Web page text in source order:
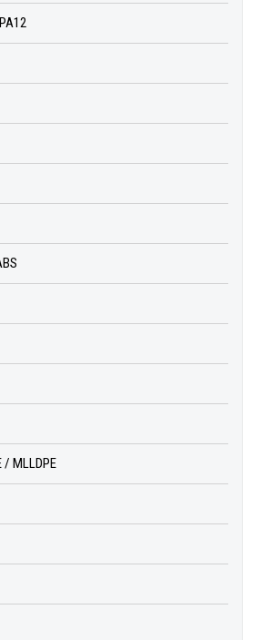
/ MLLDPE